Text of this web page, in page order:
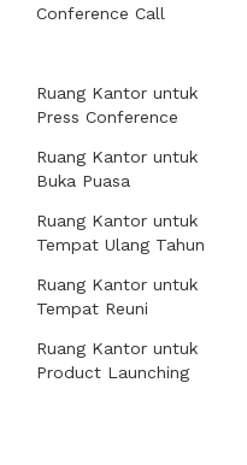
Conference Call
Ruang Kantor untuk
Press Conference
Ruang Kantor untuk
Buka Puasa
Ruang Kantor untuk
Tempat Ulang Tahun
Ruang Kantor untuk
Tempat Reuni
Ruang Kantor untuk
Product Launching